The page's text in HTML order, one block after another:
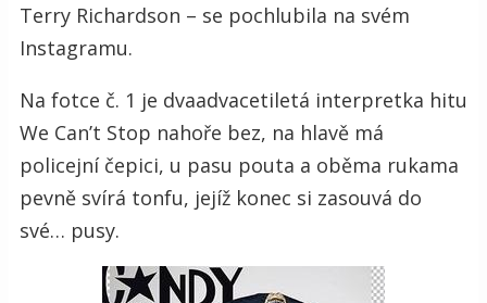
Terry Richardson – se pochlubila na svém
Instagramu.
Na fotce č. 1 je dvaadvacetiletá interpretka hitu
We Can’t Stop nahoře bez, na hlavě má
policejní čepici, u pasu pouta a oběma rukama
pevně svírá tonfu, jejíž konec si zasouvá do
své… pusy.